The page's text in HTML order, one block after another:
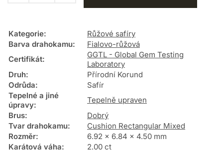
Kategorie:
Růžové safíry
Barva drahokamu:
Fialovo-růžová
Certifikát:
GGTL - Global Gem Testing
Laboratory
Druh:
Přírodní Korund
Odrůda:
Safír
Tepelné a jiné
úpravy:
Tepelně upraven
Brus:
Dobrý
Tvar drahokamu:
Cushion Rectangular Mixed
Rozměr:
6.92 x 6.84 x 4.50 mm
Karátová váha: 2.00 ct